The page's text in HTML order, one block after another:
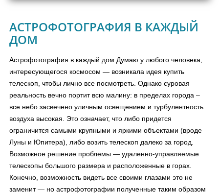
АСТРОФОТОГРАФИЯ В КАЖДЫЙ
ДОМ
Астрофотография в каждый дом Думаю у любого человека,
интересующегося космосом — возникала идея купить
телескоп, чтобы лично все посмотреть. Однако суровая
реальность вечно портит всю малину: в пределах города –
все небо засвечено уличным освещением и турбулентность
воздуха высокая. Это означает, что либо придется
ограничится самыми крупными и яркими объектами (вроде
Луны и Юпитера), либо возить телескоп далеко за город.
Возможное решение проблемы — удаленно-управляемые
телескопы большого размера и расположенные в горах.
Конечно, возможность видеть все своими глазами это не
заменит — но астрофотографии полученные таким образом